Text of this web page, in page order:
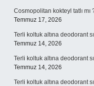
Cosmopolitan kokteyl tatlı mı
Temmuz 17, 2026
Terli koltuk altına deodorant
Temmuz 14, 2026
Terli koltuk altına deodorant
Temmuz 14, 2026
Terli koltuk altına deodorant